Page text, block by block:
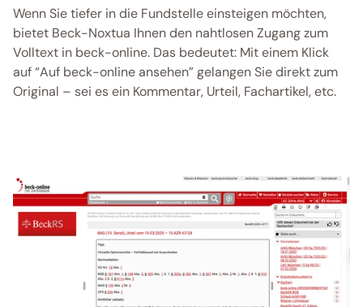
Wenn Sie tiefer in die Fundstelle einsteigen möchten,
bietet Beck-Noxtua Ihnen den nahtlosen Zugang zum
Volltext in beck-online. Das bedeutet: Mit einem Klick
auf “Auf beck-online ansehen” gelangen Sie direkt zum
Original – sei es ein Kommentar, Urteil, Fachartikel, etc.